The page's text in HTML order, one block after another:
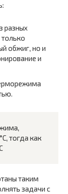
разных
обжиг, но и
и
тогда как
таким
задачи с